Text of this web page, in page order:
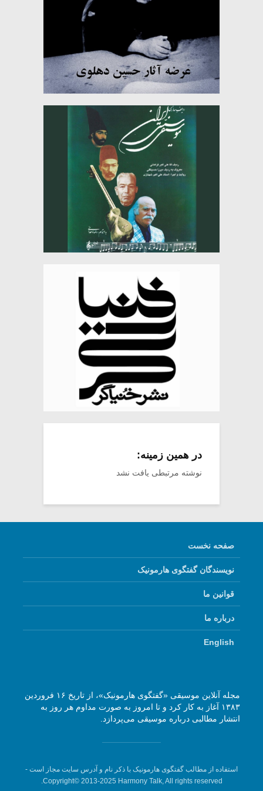
در همین زمینه:
نوشته مرتبطی یافت نشد
صفحه نخست
نویسندگان گفتگوی هارمونیک
قوانین ما
درباره ما
English
مجله آنلاین موسیقی «گفتگوی هارمونیک»، از تاریخ ۱۶ فروردین
۱۳۸۳ آغاز به کار کرد و تا امروز به صورت مداوم هر روز به
انتشار مطالبی درباره موسیقی می‌پردازد.
استفاده از مطالب گفتگوی هارمونیک با ذکر نام و آدرس سایت مجاز است -
Copyright© 2013-2025 Harmony Talk, All rights reserved.